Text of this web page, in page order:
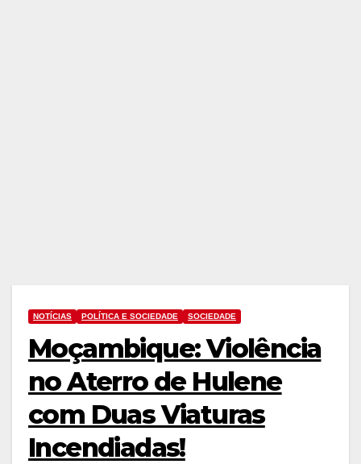
NOTÍCIAS POLÍTICA E SOCIEDADE SOCIEDADE
Moçambique: Violência
no Aterro de Hulene
com Duas Viaturas
Incendiadas!